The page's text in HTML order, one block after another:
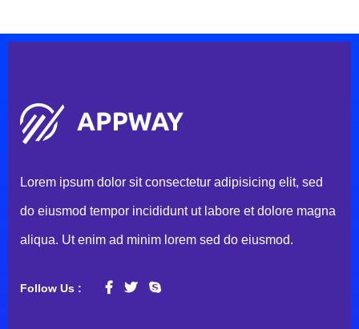
Lorem ipsum dolor sit consectetur adipisicing elit, sed
do eiusmod tempor incididunt ut labore et dolore magna
aliqua. Ut enim ad minim lorem sed do eiusmod.
Follow Us :